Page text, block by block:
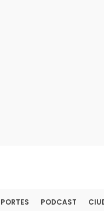
PODCAST